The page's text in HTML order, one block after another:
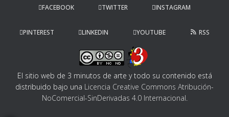
FACEBOOK TWITTER INSTAGRAM
PINTEREST LINKEDIN YOUTUBE RSS
El sitio web de 3 minutos de arte y todo su contenido está
distribuido bajo una Licencia Creative Commons Atribución-
NoComercial-SinDerivadas 4.0 Internacional.